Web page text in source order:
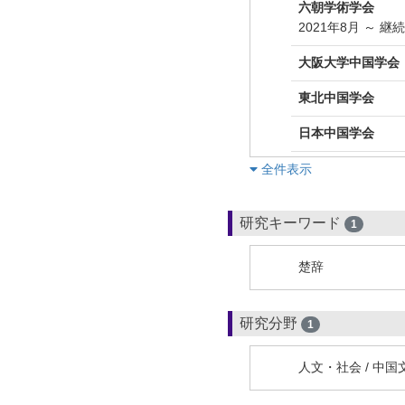
六朝学術学会
2021年8月 ～ 継
大阪大学中国学会
東北中国学会
日本中国学会
︎全件表示
研究キーワード 1
楚辞
研究分野 1
人文・社会 / 中国